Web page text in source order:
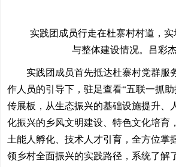
实践团成员行走在杜寨村村道，实
与整体建设情况。吕彩
实践团成员首先抵达杜寨村党群服
作人员的引导下，驻足查看“五联一抓
传展板，从生态振兴的基础设施提升、
化振兴的乡风文明建设、特色文化培育
土能人孵化、技术人才引育，全方位掌
领乡村全面振兴的实践路径，系统了解